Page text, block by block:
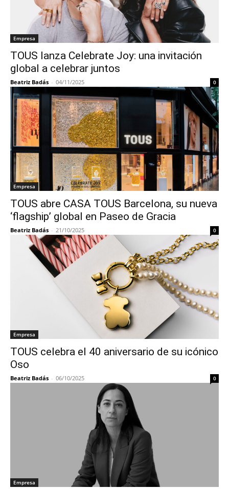
Empresa
TOUS lanza Celebrate Joy: una invitación
global a celebrar juntos
Beatriz Badás - 04/11/2025 0
Empresa
TOUS abre CASA TOUS Barcelona, su nueva
‘flagship’ global en Paseo de Gracia
Beatriz Badás - 21/10/2025 0
Empresa
TOUS celebra el 40 aniversario de su icónico
Oso
Beatriz Badás - 06/10/2025 0
Empresa